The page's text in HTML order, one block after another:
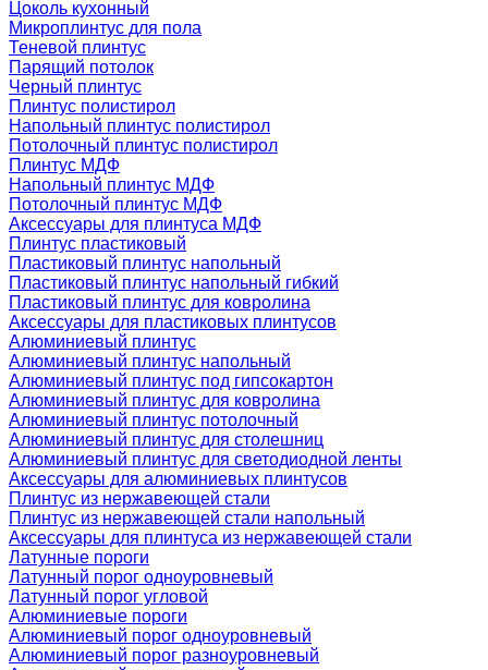
Цоколь кухонный
Микроплинтус для пола
Теневой плинтус
Парящий потолок
Черный плинтус
Плинтус полистирол
Напольный плинтус полистирол
Потолочный плинтус полистирол
Плинтус МДФ
Напольный плинтус МДФ
Потолочный плинтус МДФ
Аксессуары для плинтуса МДФ
Плинтус пластиковый
Пластиковый плинтус напольный
Пластиковый плинтус напольный гибкий
Пластиковый плинтус для ковролина
Аксессуары для пластиковых плинтусов
Алюминиевый плинтус
Алюминиевый плинтус напольный
Алюминиевый плинтус под гипсокартон
Алюминиевый плинтус для ковролина
Алюминиевый плинтус потолочный
Алюминиевый плинтус для столешниц
Алюминиевый плинтус для светодиодной ленты
Аксессуары для алюминиевых плинтусов
Плинтус из нержавеющей стали
Плинтус из нержавеющей стали напольный
Аксессуары для плинтуса из нержавеющей стали
Латунные пороги
Латунный порог одноуровневый
Латунный порог угловой
Алюминиевые пороги
Алюминиевый порог одноуровневый
Алюминиевый порог разноуровневый